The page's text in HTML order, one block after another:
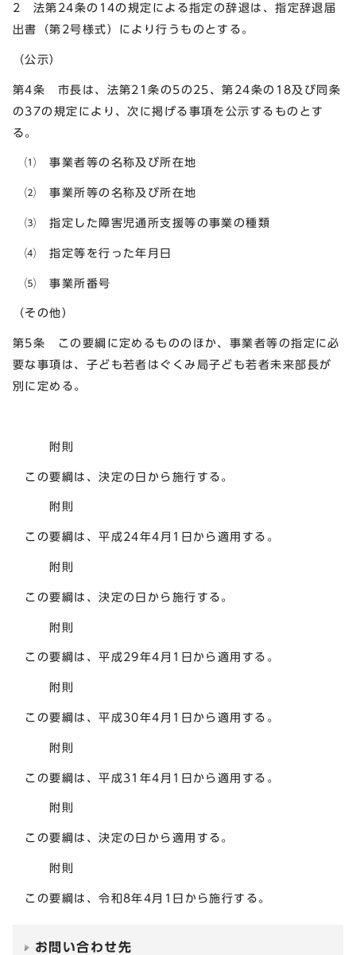
2 法第24条の14の規定による指定の辞退は、指定辞退届
出書（第2号様式）により行うものとする。
（公示）
第4条 市長は、法第21条の5の25、第24条の18及び同条
の37の規定により、次に掲げる事項を公示するものとす
る。
⑴ 事業者等の名称及び所在地
⑵ 事業所等の名称及び所在地
⑶ 指定した障害児通所支援等の事業の種類
⑷ 指定等を行った年月日
⑸ 事業所番号
（その他）
第5条 この要綱に定めるもののほか、事業者等の指定に必
要な事項は、子ども若者はぐくみ局子ども若者未来部長が
別に定める。
附則
この要綱は、決定の日から施行する。
附則
この要綱は、平成24年4月1日から適用する。
附則
この要綱は、決定の日から施行する。
附則
この要綱は、平成29年4月1日から適用する。
附則
この要綱は、平成30年4月1日から適用する。
附則
この要綱は、平成31年4月1日から適用する。
附則
この要綱は、決定の日から適用する。
附則
この要綱は、令和8年4月1日から施行する。
お問い合わせ先